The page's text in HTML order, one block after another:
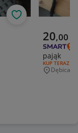
Obserwuj
Aktualna
20,00
pająk
RODZAJ
KUP TERAZ
Dębica